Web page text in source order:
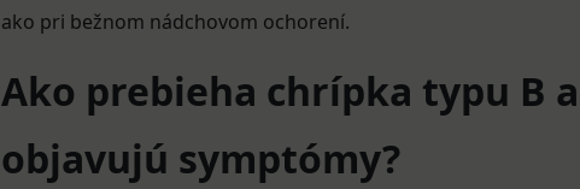
ako pri bežnom nádchovom ochorení.
Ako prebieha chrípka typu B
objavujú symptómy?